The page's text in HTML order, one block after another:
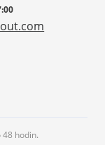
hodin.